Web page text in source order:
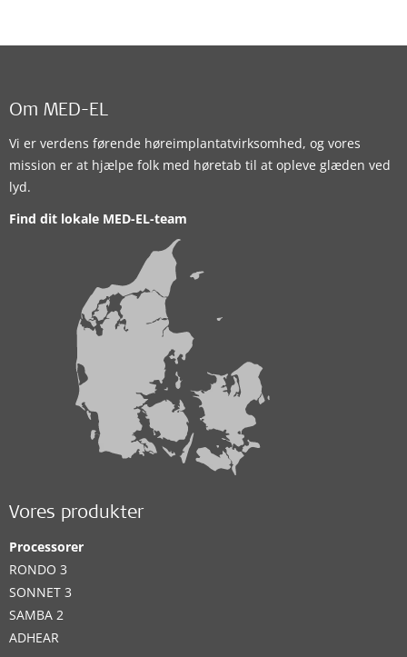
Om MED-EL
Vi er verdens førende høreimplantatvirksomhed, og vores
mission er at hjælpe folk med høretab til at opleve glæden ved
lyd.
Find dit lokale MED-EL-team
Vores produkter
Processorer
RONDO 3
SONNET 3
SAMBA 2
ADHEAR